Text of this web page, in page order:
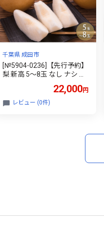
千葉県 成田市
[№5904-0236]【先行予約】
梨 新高 5～8玉 なし ナシ 和
旬のフルーツ 旬の果物 デザ
ート 千葉 千葉県 成田市
22,000円
レビュー (0件)